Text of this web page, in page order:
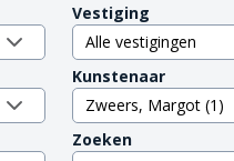
Vestiging
Kunstenaar
Zoeken